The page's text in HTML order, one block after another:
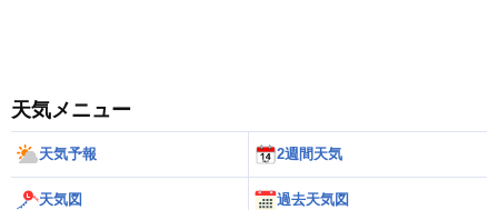
天気メニュー
天気予報 2週間天気
天気図 過去天気図